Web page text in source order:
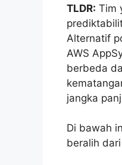
TLDR: Tim
Alternatif
AWS
berbeda
jangka
Di bawah
beralih